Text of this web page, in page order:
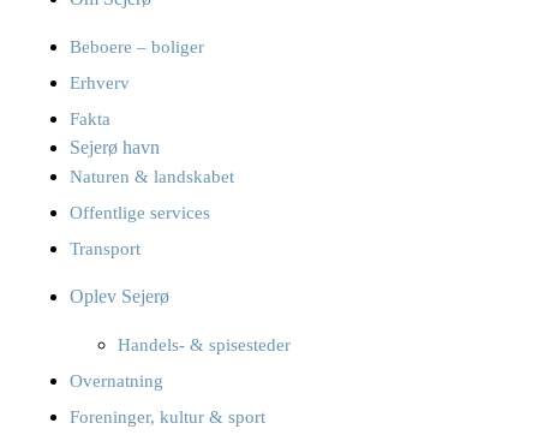
Beboere – boliger
Erhverv
Fakta
Sejerø havn
Naturen & landskabet
Offentlige services
Transport
Oplev Sejerø
Handels- & spisesteder
Overnatning
Foreninger, kultur & sport